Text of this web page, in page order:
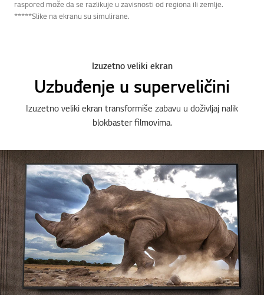
raspored može da se razlikuje u zavisnosti od regiona ili zemlje.
*****Slike na ekranu su simulirane.
Izuzetno veliki ekran
Uzbuđenje u superveličini
Izuzetno veliki ekran transformiše zabavu u doživljaj nalik
blokbaster filmovima.